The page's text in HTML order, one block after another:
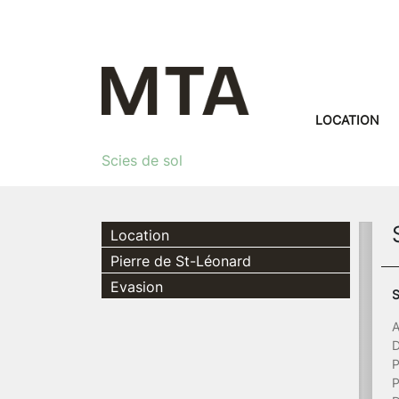
LOCATION
Scies de sol
Location
Pierre de St-Léonard
Evasion